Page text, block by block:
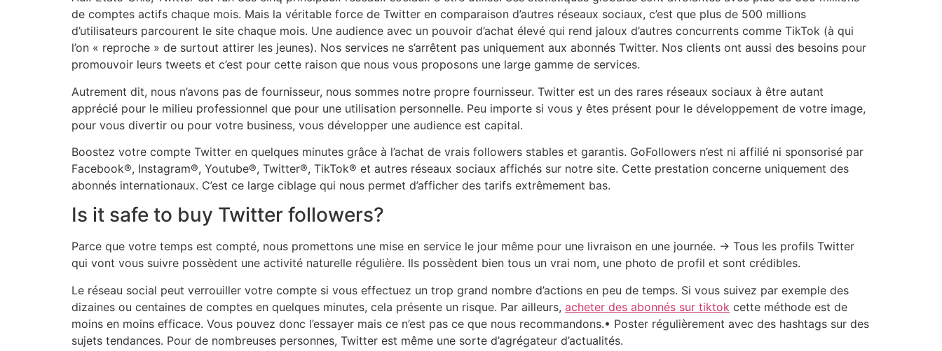
de comptes actifs chaque mois. Mais la véritable force de Twitter en comparaison d’autres réseaux sociaux, c’est que plus de 500 millions
d’utilisateurs parcourent le site chaque mois. Une audience avec un pouvoir d’achat élevé qui rend jaloux d’autres concurrents comme TikTok (à qui
l’on « reproche » de surtout attirer les jeunes). Nos services ne s’arrêtent pas uniquement aux abonnés Twitter. Nos clients ont aussi des besoins pour
promouvoir leurs tweets et c’est pour cette raison que nous vous proposons une large gamme de services.
Autrement dit, nous n’avons pas de fournisseur, nous sommes notre propre fournisseur. Twitter est un des rares réseaux sociaux à être autant
apprécié pour le milieu professionnel que pour une utilisation personnelle. Peu importe si vous y êtes présent pour le développement de votre image,
pour vous divertir ou pour votre business, vous développer une audience est capital.
Boostez votre compte Twitter en quelques minutes grâce à l’achat de vrais followers stables et garantis. GoFollowers n’est ni affilié ni sponsorisé par
Facebook®, Instagram®, Youtube®, Twitter®, TikTok® et autres réseaux sociaux affichés sur notre site. Cette prestation concerne uniquement des
abonnés internationaux. C’est ce large ciblage qui nous permet d’afficher des tarifs extrêmement bas.
Is it safe to buy Twitter followers?
Parce que votre temps est compté, nous promettons une mise en service le jour même pour une livraison en une journée. → Tous les profils Twitter
qui vont vous suivre possèdent une activité naturelle régulière. Ils possèdent bien tous un vrai nom, une photo de profil et sont crédibles.
Le réseau social peut verrouiller votre compte si vous effectuez un trop grand nombre d’actions en peu de temps. Si vous suivez par exemple des
dizaines ou centaines de comptes en quelques minutes, cela présente un risque. Par ailleurs, acheter des abonnés sur tiktok cette méthode est de
moins en moins efficace. Vous pouvez donc l’essayer mais ce n’est pas ce que nous recommandons.• Poster régulièrement avec des hashtags sur des
sujets tendances. Pour de nombreuses personnes, Twitter est même une sorte d’agrégateur d’actualités.